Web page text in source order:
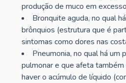
produção de muco em
Bronquite aguda, no qual
brônquios (estrutura que é
sintomas como dores nas
Pneumonia, no qual há um
pulmonar e que afeta também
haver o acúmulo de líquido